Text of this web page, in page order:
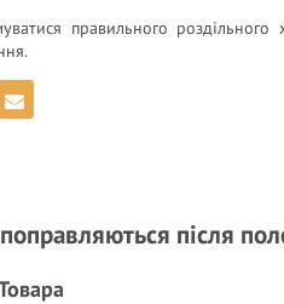
правильного
після